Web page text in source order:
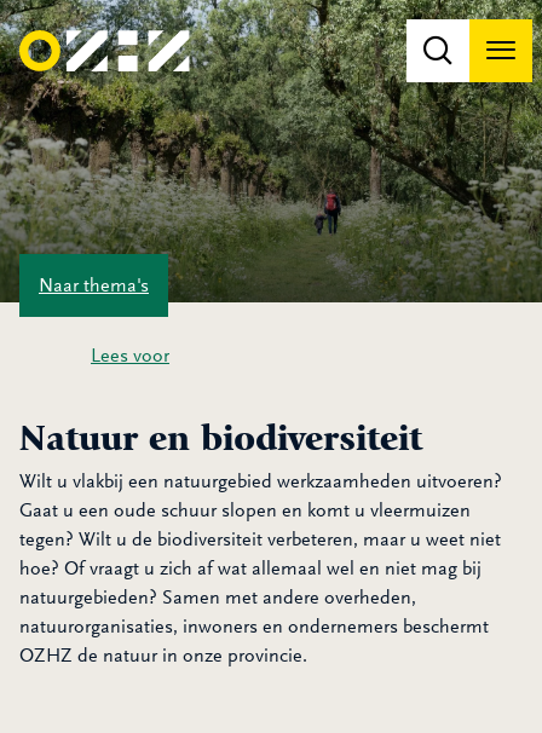
Lees voor
Naarthema's
Natuur en biodiversiteit
Wilt u vlakbij een natuurgebied werkzaamheden uitvoeren?
Gaat u een oude schuur slopen en komt u vleermuizen
tegen? Wilt u de biodiversiteit verbeteren, maar u weet niet
hoe? Of vraagt u zich af wat allemaal wel en niet mag bij
natuurgebieden? Samen met andere overheden,
natuurorganisaties, inwoners en ondernemers beschermt
OZHZ de natuur in onze provincie.